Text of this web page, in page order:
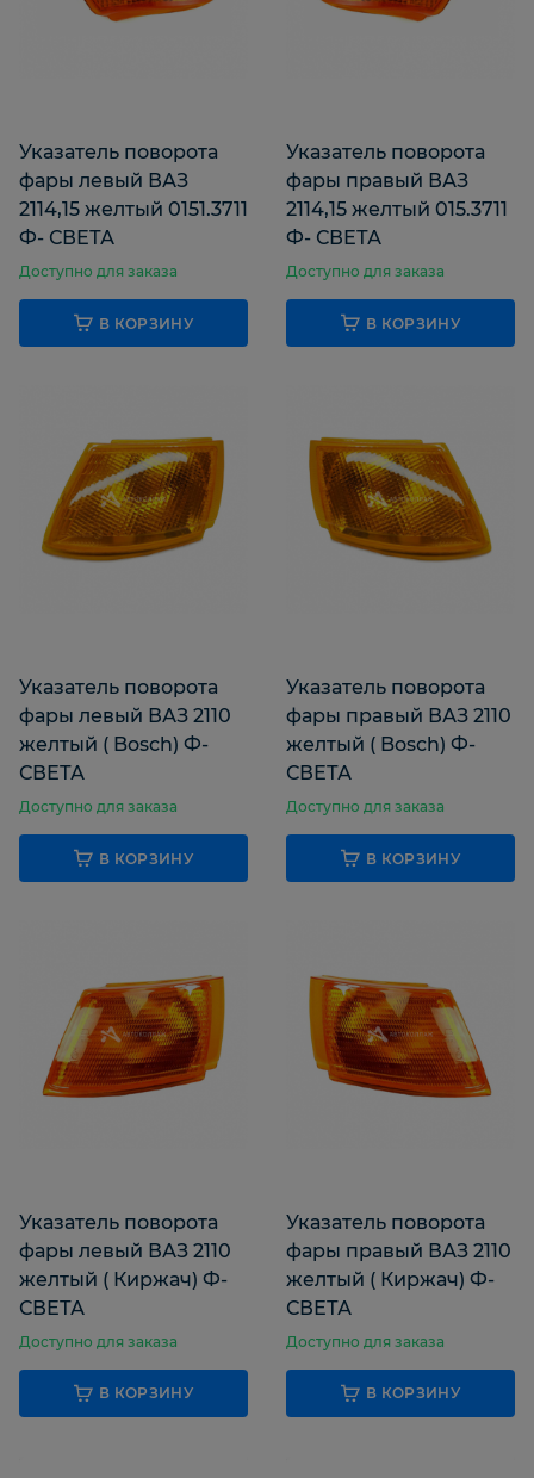
Указатель поворота
фары левый ВАЗ
2114,15 желтый 0151.3711
Ф- СВЕТА
Доступно для заказа
В КОРЗИНУ
Указатель поворота
фары правый ВАЗ
2114,15 желтый 015.3711
Ф- СВЕТА
Доступно для заказа
В КОРЗИНУ
Указатель поворота
фары левый ВАЗ 2110
желтый ( Bosch) Ф-
СВЕТА
Доступно для заказа
В КОРЗИНУ
Указатель поворота
фары правый ВАЗ 2110
желтый ( Bosch) Ф-
СВЕТА
Доступно для заказа
В КОРЗИНУ
Указатель поворота
фары левый ВАЗ 2110
желтый ( Киржач) Ф-
СВЕТА
Доступно для заказа
В КОРЗИНУ
Указатель поворота
фары правый ВАЗ 2110
желтый ( Киржач) Ф-
СВЕТА
Доступно для заказа
В КОРЗИНУ